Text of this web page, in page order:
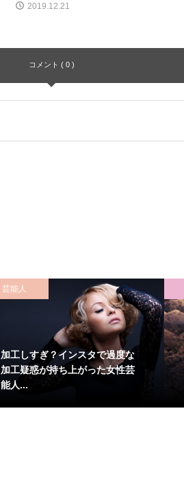
2019.12.21
コメント ( 0 )
芸能人
加工しすぎ？インスタで過度な
加工疑惑が持ち上がった女性芸
能人...